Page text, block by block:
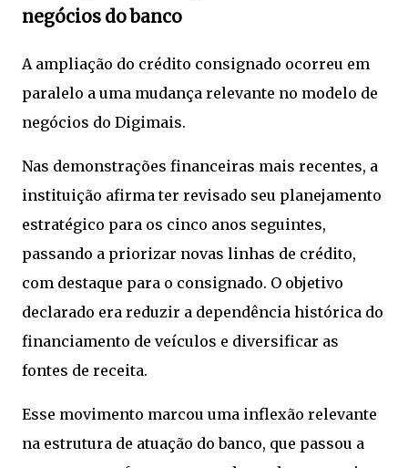
negócios do banco
A ampliação do crédito consignado ocorreu em
paralelo a uma mudança relevante no modelo de
negócios do Digimais.
Nas demonstrações financeiras mais recentes, a
instituição afirma ter revisado seu planejamento
estratégico para os cinco anos seguintes,
passando a priorizar novas linhas de crédito,
com destaque para o consignado. O objetivo
declarado era reduzir a dependência histórica do
financiamento de veículos e diversificar as
fontes de receita.
Esse movimento marcou uma inflexão relevante
na estrutura de atuação do banco, que passou a